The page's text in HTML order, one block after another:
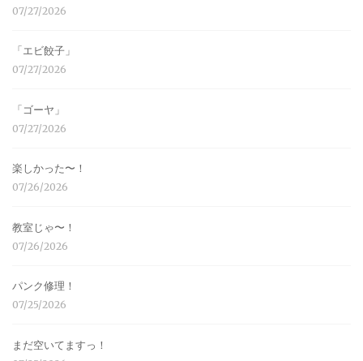
07/27/2026
「エビ餃子」
07/27/2026
「ゴーヤ」
07/27/2026
楽しかった〜！
07/26/2026
教室じゃ〜！
07/26/2026
パンク修理！
07/25/2026
まだ空いてますっ！